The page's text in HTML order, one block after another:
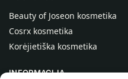
Beauty of Joseon kosmetika
Cosrx kosmetika
Korėjietiška kosmetika
INFORMACIJA